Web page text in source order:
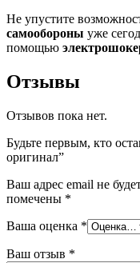
Не упустите
самообороны уже
помощью
Отзывы
Отзывов пока нет.
Будьте первым, кто
оригинал”
Ваш адрес email не
помечены *
Ваша оценка *
Ваш отзыв *